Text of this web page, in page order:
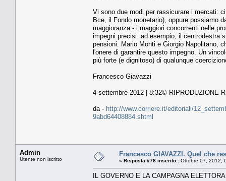
Vi sono due modi per rassicurare i mercati:
Bce, il Fondo monetario), oppure possiamo
maggioranza - i maggiori concorrenti nelle
impegni precisi: ad esempio, il centrodestra
pensioni. Mario Monti e Giorgio Napolitano,
l'onere di garantire questo impegno. Un
più forte (e dignitoso) di qualunque
Francesco Giavazzi
4 settembre 2012 | 8:32© RIPRODUZIONE
da - http://www.corriere.it/editoriali/
9abd64408884.shtml
Admin
Utente non iscritto
Francesco GIAVAZZI. Quel che
« Risposta #78 inserito:: Ottobre 07, 2012,
IL GOVERNO E LA CAMPAGNA